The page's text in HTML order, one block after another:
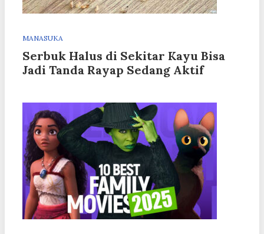
MANASUKA
Serbuk Halus di Sekitar Kayu Bisa
Jadi Tanda Rayap Sedang Aktif